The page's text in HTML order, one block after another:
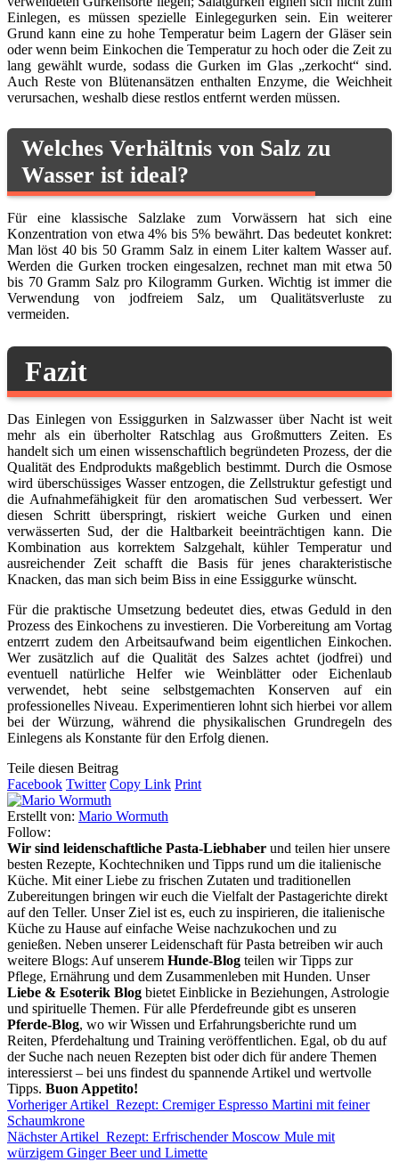
Einlegen, es müssen spezielle Einlegegurken sein. Ein weiterer
Grund kann eine zu hohe Temperatur beim Lagern der Gläser sein
oder wenn beim Einkochen die Temperatur zu hoch oder die Zeit zu
lang gewählt wurde, sodass die Gurken im Glas „zerkocht“ sind.
Auch Reste von Blütenansätzen enthalten Enzyme, die Weichheit
verursachen, weshalb diese restlos entfernt werden müssen.
Welches Verhältnis von Salz zu
Wasser ist ideal?
Für eine klassische Salzlake zum Vorwässern hat sich eine
Konzentration von etwa 4% bis 5% bewährt. Das bedeutet konkret:
Man löst 40 bis 50 Gramm Salz in einem Liter kaltem Wasser auf.
Werden die Gurken trocken eingesalzen, rechnet man mit etwa 50
bis 70 Gramm Salz pro Kilogramm Gurken. Wichtig ist immer die
Verwendung von jodfreiem Salz, um Qualitätsverluste zu
vermeiden.
Fazit
Das Einlegen von Essiggurken in Salzwasser über Nacht ist weit
mehr als ein überholter Ratschlag aus Großmutters Zeiten. Es
handelt sich um einen wissenschaftlich begründeten Prozess, der die
Qualität des Endprodukts maßgeblich bestimmt. Durch die Osmose
wird überschüssiges Wasser entzogen, die Zellstruktur gefestigt und
die Aufnahmefähigkeit für den aromatischen Sud verbessert. Wer
diesen Schritt überspringt, riskiert weiche Gurken und einen
verwässerten Sud, der die Haltbarkeit beeinträchtigen kann. Die
Kombination aus korrektem Salzgehalt, kühler Temperatur und
ausreichender Zeit schafft die Basis für jenes charakteristische
Knacken, das man sich beim Biss in eine Essiggurke wünscht.
Für die praktische Umsetzung bedeutet dies, etwas Geduld in den
Prozess des Einkochens zu investieren. Die Vorbereitung am Vortag
entzerrt zudem den Arbeitsaufwand beim eigentlichen Einkochen.
Wer zusätzlich auf die Qualität des Salzes achtet (jodfrei) und
eventuell natürliche Helfer wie Weinblätter oder Eichenlaub
verwendet, hebt seine selbstgemachten Konserven auf ein
professionelles Niveau. Experimentieren lohnt sich hierbei vor allem
bei der Würzung, während die physikalischen Grundregeln des
Einlegens als Konstante für den Erfolg dienen.
Teile diesen Beitrag
Facebook Twitter Copy Link Print
Erstellt von: Mario Wormuth
Follow:
Wir sind leidenschaftliche Pasta-Liebhaber und teilen hier unsere
besten Rezepte, Kochtechniken und Tipps rund um die italienische
Küche. Mit einer Liebe zu frischen Zutaten und traditionellen
Zubereitungen bringen wir euch die Vielfalt der Pastagerichte direkt
auf den Teller. Unser Ziel ist es, euch zu inspirieren, die italienische
Küche zu Hause auf einfache Weise nachzukochen und zu
genießen. Neben unserer Leidenschaft für Pasta betreiben wir auch
weitere Blogs: Auf unserem Hunde-Blog teilen wir Tipps zur
Pflege, Ernährung und dem Zusammenleben mit Hunden. Unser
Liebe & Esoterik Blog bietet Einblicke in Beziehungen, Astrologie
und spirituelle Themen. Für alle Pferdefreunde gibt es unseren
Pferde-Blog, wo wir Wissen und Erfahrungsberichte rund um
Reiten, Pferdehaltung und Training veröffentlichen. Egal, ob du auf
der Suche nach neuen Rezepten bist oder dich für andere Themen
interessierst – bei uns findest du spannende Artikel und wertvolle
Tipps. Buon Appetito!
Vorheriger Artikel Rezept: Cremiger Espresso Martini mit feiner
Schaumkrone
Nächster Artikel Rezept: Erfrischender Moscow Mule mit
würzigem Ginger Beer und Limette